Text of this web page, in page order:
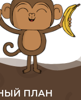
ПЛАН